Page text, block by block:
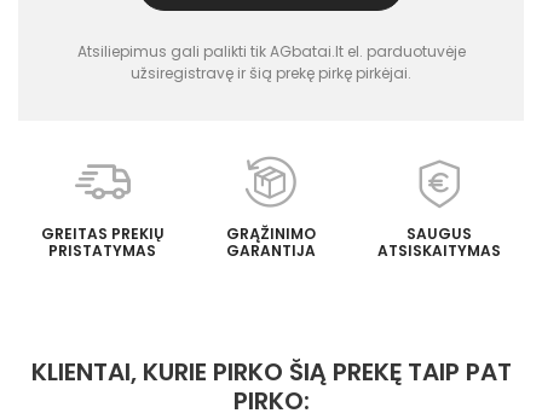
Atsiliepimus gali palikti tik AGbatai.lt el. parduotuvėje
užsiregistravę ir šią prekę pirkę pirkėjai.
GREITAS PREKIŲ
PRISTATYMAS
GRĄŽINIMO
GARANTIJA
SAUGUS
ATSISKAITYMAS
KLIENTAI, KURIE PIRKO ŠIĄ PREKĘ TAIP PAT
PIRKO: